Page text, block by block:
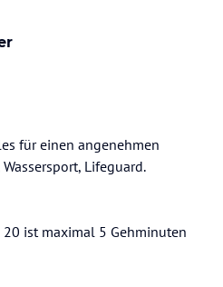
für einen angenehmen
Lifeguard.
ist maximal 5 Gehminuten